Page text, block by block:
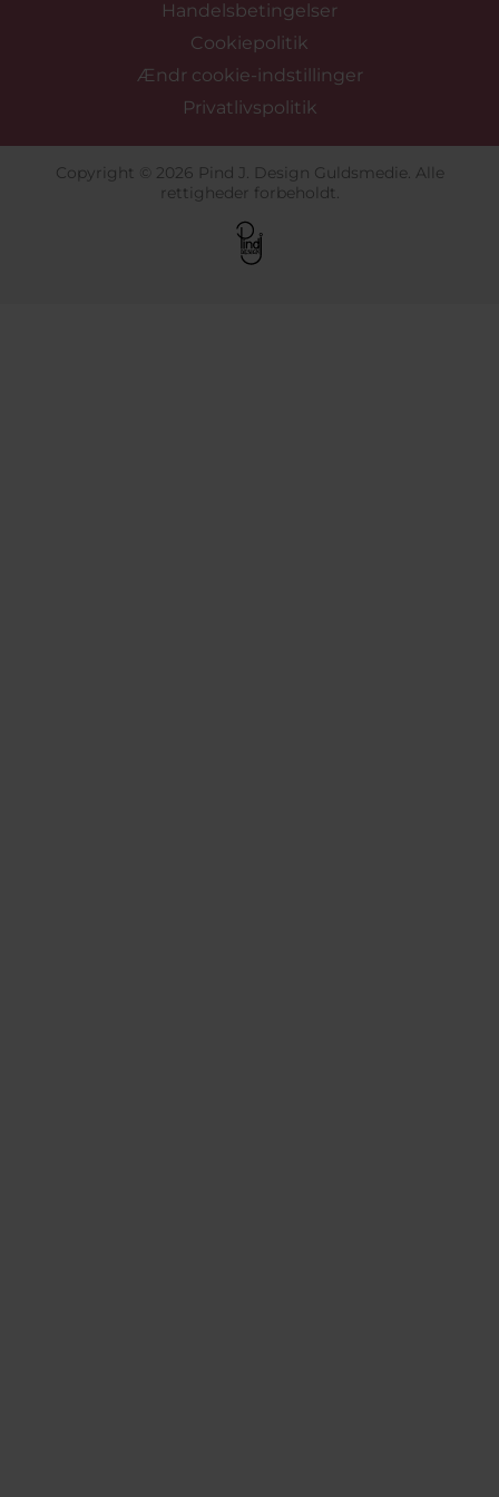
Handelsbetingelser
Cookiepolitik
Ændr cookie-indstillinger
Privatlivspolitik
Copyright © 2026 Pind J. Design Guldsmedie. Alle
rettigheder forbeholdt.